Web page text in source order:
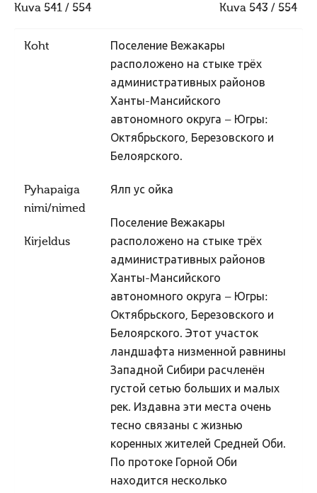
Kirikute ja koguduste seadus
Sõbrad ja koostööpartnerid
Maausust
Maausust
Eluring
Sirvide koostamisest
Maarahva pyhad
Kuva 541 / 554
Kuva 543 / 554
Koht
Поселение Вежакары
расположено на стыке трёх
административных районов
Ханты-Мансийского
автономного округа – Югры:
Октябрьского, Березовского и
Белоярского.
Pyhapaiga
nimi/nimed
Ялп ус ойка
Kirjeldus
Поселение Вежакары
расположено на стыке трёх
административных районов
Ханты-Мансийского
автономного округа – Югры:
Октябрьского, Березовского и
Белоярского. Этот участок
ландшафта низменной равнины
Западной Сибири расчленён
густой сетью больших и малых
рек. Издавна эти места очень
тесно связаны с жизнью
коренных жителей Средней Оби.
По протоке Горной Оби
находится несколько